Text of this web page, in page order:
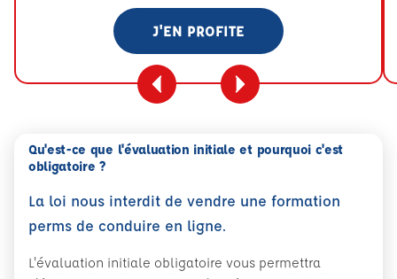
J'EN PROFITE
Qu'est-ce que l'évaluation initiale et pourquoi c'est
obligatoire ?
La loi nous interdit de vendre une formation
perms de conduire en ligne.
L'évaluation initiale obligatoire vous permettra